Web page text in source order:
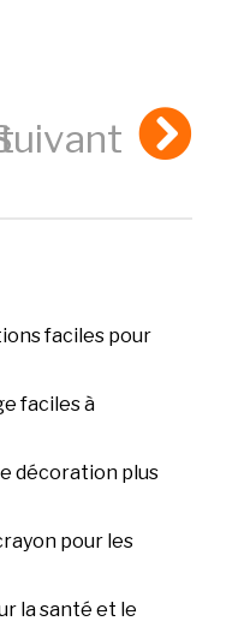
faciles pour
faciles à
décoration plus
pour les
la santé et le